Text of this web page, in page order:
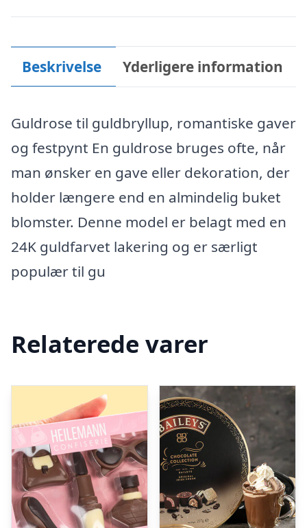
Beskrivelse Yderligere information
Guldrose til guldbryllup, romantiske gaver
og festpynt En guldrose bruges ofte, når
man ønsker en gave eller dekoration, der
holder længere end en almindelig buket
blomster. Denne model er belagt med en
24K guldfarvet lakering og er særligt
populær til gu
Relaterede varer